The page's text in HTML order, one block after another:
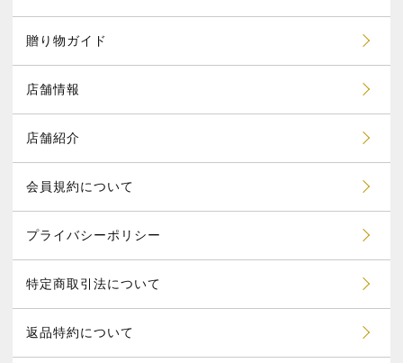
贈り物ガイド
店舗情報
店舗紹介
会員規約について
プライバシーポリシー
特定商取引法について
返品特約について